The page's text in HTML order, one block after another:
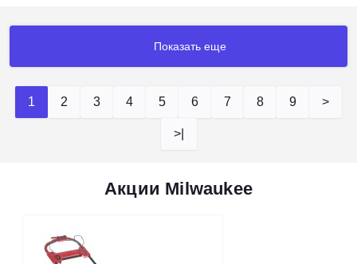
Показать еще
1 2 3 4 5 6 7 8 9 >
>|
Акции Milwaukee